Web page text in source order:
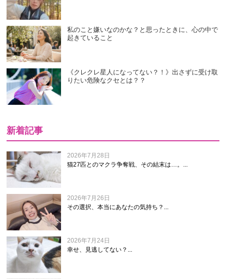
私のこと嫌いなのかな？と思ったときに、心の中で
起きていること
《クレクレ星人になってない？！》出さずに受け取
りたい危険なクセとは？？
新着記事
2026年7月28日
猫27匹とのマクラ争奪戦、その結末は…。...
2026年7月26日
その選択、本当にあなたの気持ち？...
2026年7月24日
幸せ、見逃してない？...